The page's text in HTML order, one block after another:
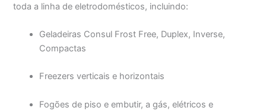
toda a linha de eletrodomésticos, incluindo:
Geladeiras Consul Frost Free, Duplex, Inverse,
Compactas
Freezers verticais e horizontais
Fogões de piso e embutir, a gás, elétricos e